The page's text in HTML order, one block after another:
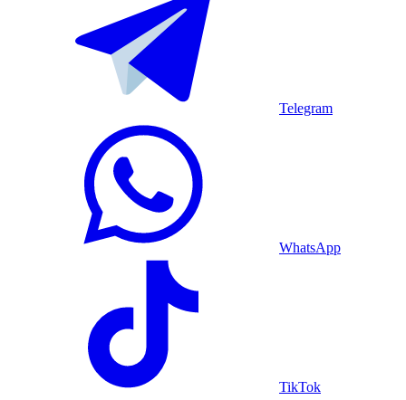
Telegram
WhatsApp
TikTok